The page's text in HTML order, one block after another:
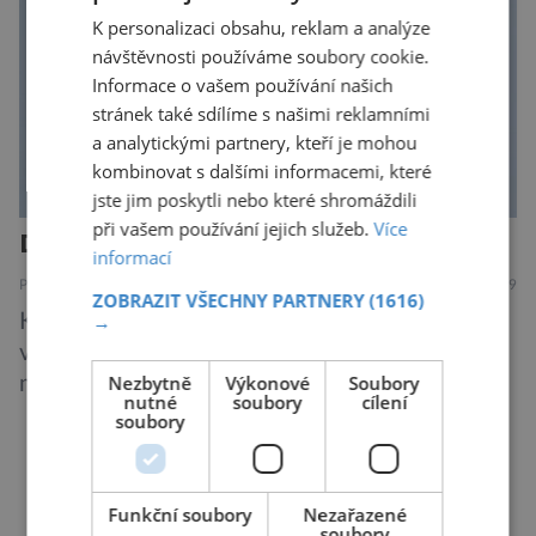
Další rána pro mizejícího sýčka
PŘÍRODA 7.8.2019
Kriticky ohrožený sýček obecný letos
významně posílil populaci díky velkému
množství hrabošů. Teď pro něj malý hlodavec
může být hrozbou. Zemědělci dostali povolení
trávit hraboše plošně rozhozeným jedem. Od 5.
srpna jim to umožňuje rozhodnutí Ústředního
kontrolního a zkušebního ústavu zemědělského
DALŠÍ ČLÁNKY ›
K personalizaci obsahu, reklam a analýze
návštěvnosti používáme soubory cookie.
Informace o vašem používání našich
stránek také sdílíme s našimi reklamními
a analytickými partnery, kteří je mohou
kombinovat s dalšími informacemi, které
jste jim poskytli nebo které shromáždili
při vašem používání jejich služeb.Více
informací
ZOBRAZIT VŠECHNY PARTNERY(1616)
→
Nezbytně
nutné
soubory
Výkonové
soubory
Soubory
cílení
Funkční soubory
Nezařazené